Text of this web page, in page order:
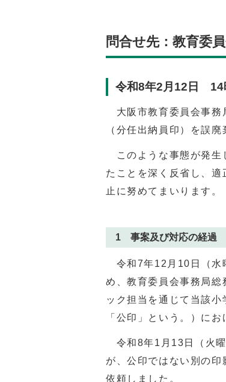
問合せ先：教育委
令和8年2月12日 14
大阪市教育委員会事務
（分任出納員印）を誤
このような事態が発生
たことを深く反省し、
止に努めてまいります。
1 事案及び対応の経過
令和7年12月10日（水
め、教育委員会事務局総
ック担当を通じて当該
「公印」という。）に
令和8年1月13日（火曜
が、公印ではない別の
依頼しました。